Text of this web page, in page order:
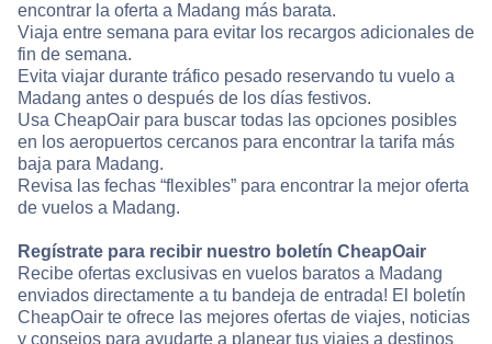
encontrar la oferta a Madang más barata.
Viaja entre semana para evitar los recargos adicionales de
fin de semana.
Evita viajar durante tráfico pesado reservando tu vuelo a
Madang antes o después de los días festivos.
Usa CheapOair para buscar todas las opciones posibles
en los aeropuertos cercanos para encontrar la tarifa más
baja para Madang.
Revisa las fechas “flexibles” para encontrar la mejor oferta
de vuelos a Madang.
Regístrate para recibir nuestro boletín CheapOair
Recibe ofertas exclusivas en vuelos baratos a Madang
enviados directamente a tu bandeja de entrada! El boletín
CheapOair te ofrece las mejores ofertas de viajes, noticias
y consejos para ayudarte a planear tus viajes a destinos